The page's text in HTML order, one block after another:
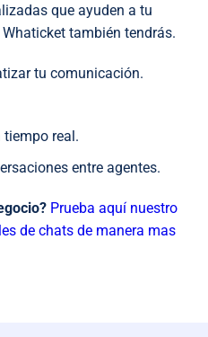
que ayuden a tu
Whaticket también tendrás.
tu comunicación.
tiempo real.
entre agentes.
Prueba aquí nuestro
de chats de manera mas